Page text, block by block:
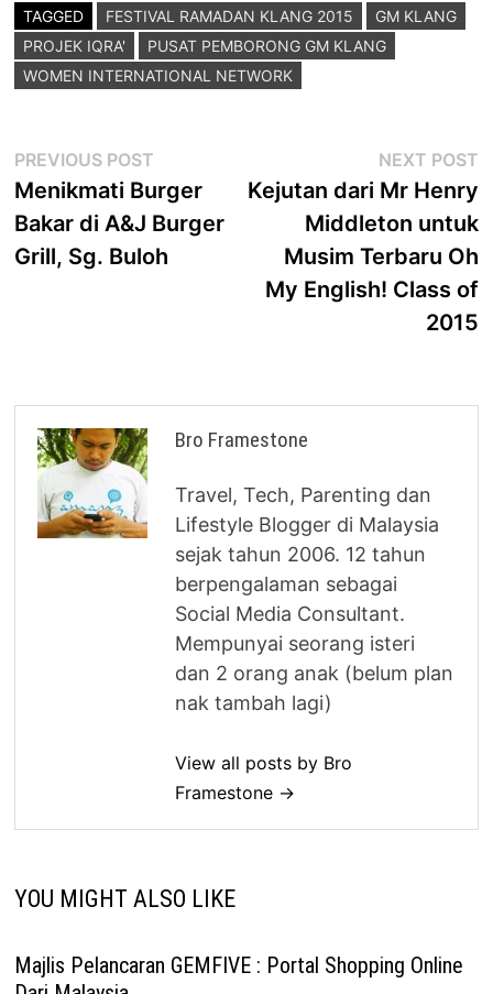
TAGGED FESTIVAL RAMADAN KLANG 2015
GM KLANG
PROJEK IQRA'
PUSAT PEMBORONG GM KLANG
WOMEN INTERNATIONAL NETWORK
Post
navigation
PREVIOUS POST
post:
Menikmati Burger
Bakar di A&J Burger
Grill, Sg. Buloh
NEXT POST
Kejutan dari Mr Henry
Middleton untuk
Musim Terbaru Oh
My English! Class of
2015
Bro Framestone
Travel, Tech, Parenting dan
Lifestyle Blogger di Malaysia
sejak tahun 2006. 12 tahun
berpengalaman sebagai
Social Media Consultant.
Mempunyai seorang isteri
dan 2 orang anak (belum plan
nak tambah lagi)
View all posts by Bro
Framestone →
YOU MIGHT ALSO LIKE
Majlis Pelancaran GEMFIVE : Portal Shopping Online